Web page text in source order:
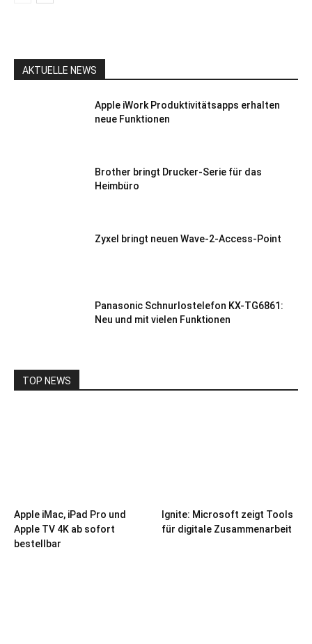
AKTUELLE NEWS
Apple iWork Produktivitätsapps erhalten
neue Funktionen
Brother bringt Drucker-Serie für das
Heimbüro
Zyxel bringt neuen Wave-2-Access-Point
Panasonic Schnurlostelefon KX-TG6861:
Neu und mit vielen Funktionen
TOP NEWS
Apple iMac, iPad Pro und
Apple TV 4K ab sofort
bestellbar
Ignite: Microsoft zeigt Tools
für digitale Zusammenarbeit